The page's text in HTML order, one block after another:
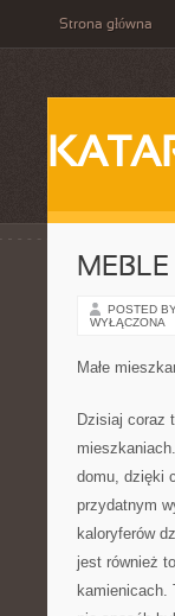
Strona główna
MEBLE
POSTED
WYŁĄCZONA
Małe
Dzisiaj coraz
domu, dzięki
przydatnym
kaloryferów
jest również
kamienicach.